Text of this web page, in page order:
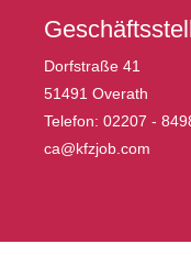
Dorfstraße 41
51491 Overath
Telefon: 02207 -
ca@kfzjob.com